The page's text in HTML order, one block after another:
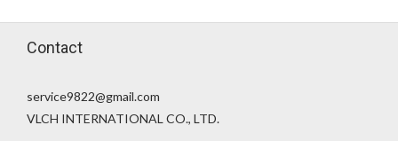
Contact
service9822@gmail.com
VLCH INTERNATIONAL CO., LTD.